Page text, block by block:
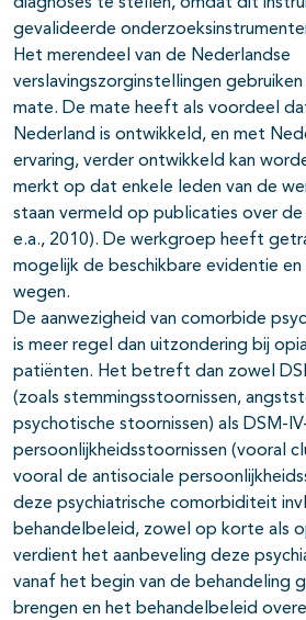
gevalideerde
Het merendeel van de Nederlandse
verslavingszorginstellingen
mate. De mate heeft als voordeel
Nederland is ontwikkeld, en met
ervaring, verder ontwikkeld kan
merkt op dat enkele leden van de
staan vermeld op publicaties over de
e.a., 2010). De werkgroep heeft
mogelijk de beschikbare evidentie
wegen.
De aanwezigheid van comorbide
is meer regel dan uitzondering bij
patiënten. Het betreft dan zowel
(zoals stemmingsstoornissen,
psychotische stoornissen) als DSM-
persoonlijkheidsstoornissen (vooral
vooral de antisociale
deze psychiatrische comorbiditeit
behandelbeleid, zowel op korte als
verdient het aanbeve­ling deze
vanaf het begin van de behandeling
brengen en het behandelbeleid